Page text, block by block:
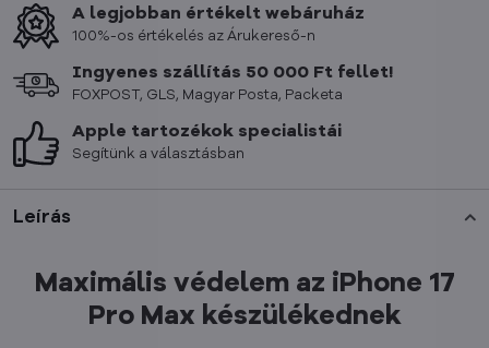
Leírás
Maximális védelem az iPhone 17
Pro Max készülékednek
A legjobban értékelt webáruház
100%-os értékelés az Árukereső-n
Ingyenes szállítás 50 000 Ft fellet!
FOXPOST, GLS, Magyar Posta, Packeta
Apple tartozékok specialistái
Segítünk a választásban